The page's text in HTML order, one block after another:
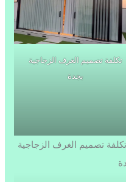
تكلفة تصميم الغرف الزجاجية
بجدة